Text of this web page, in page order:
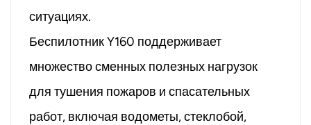
ситуациях.
Беспилотник Y160 поддерживает
множество сменных полезных нагрузок
для тушения пожаров и спасательных
работ, включая водометы, стеклобой,